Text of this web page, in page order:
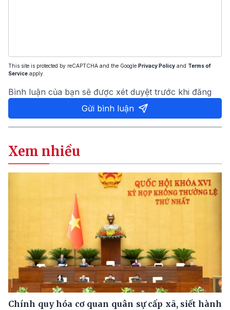
This site is protected by reCAPTCHA and the Google Privacy Policy and Terms of
Service apply.
Bình luận của bạn sẽ được xét duyệt trước khi đăng
Gửi bình luận
Xem nhiều
Chính quy hóa cơ quan quân sự cấp xã, siết hành